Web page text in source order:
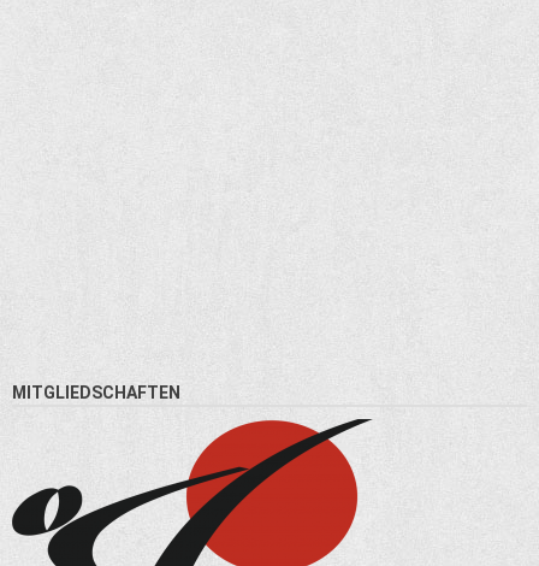
MITGLIEDSCHAFTEN